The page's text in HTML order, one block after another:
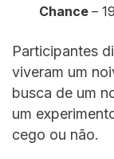
Chance–
Participantes
viveram um
busca de um
um
cego ou não.